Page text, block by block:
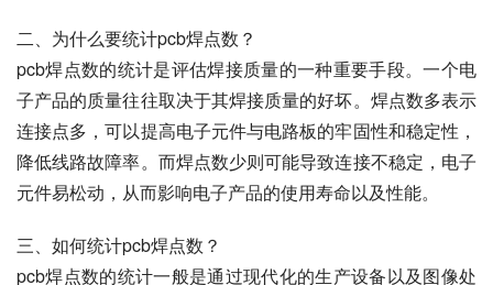
二、为什么要统计pcb焊点数？
pcb焊点数的统计是评估焊接质量的一种重要手段。一个电
子产品的质量往往取决于其焊接质量的好坏。焊点数多表示
连接点多，可以提高电子元件与电路板的牢固性和稳定性，
降低线路故障率。而焊点数少则可能导致连接不稳定，电子
元件易松动，从而影响电子产品的使用寿命以及性能。
三、如何统计pcb焊点数？
pcb焊点数的统计一般是通过现代化的生产设备以及图像处